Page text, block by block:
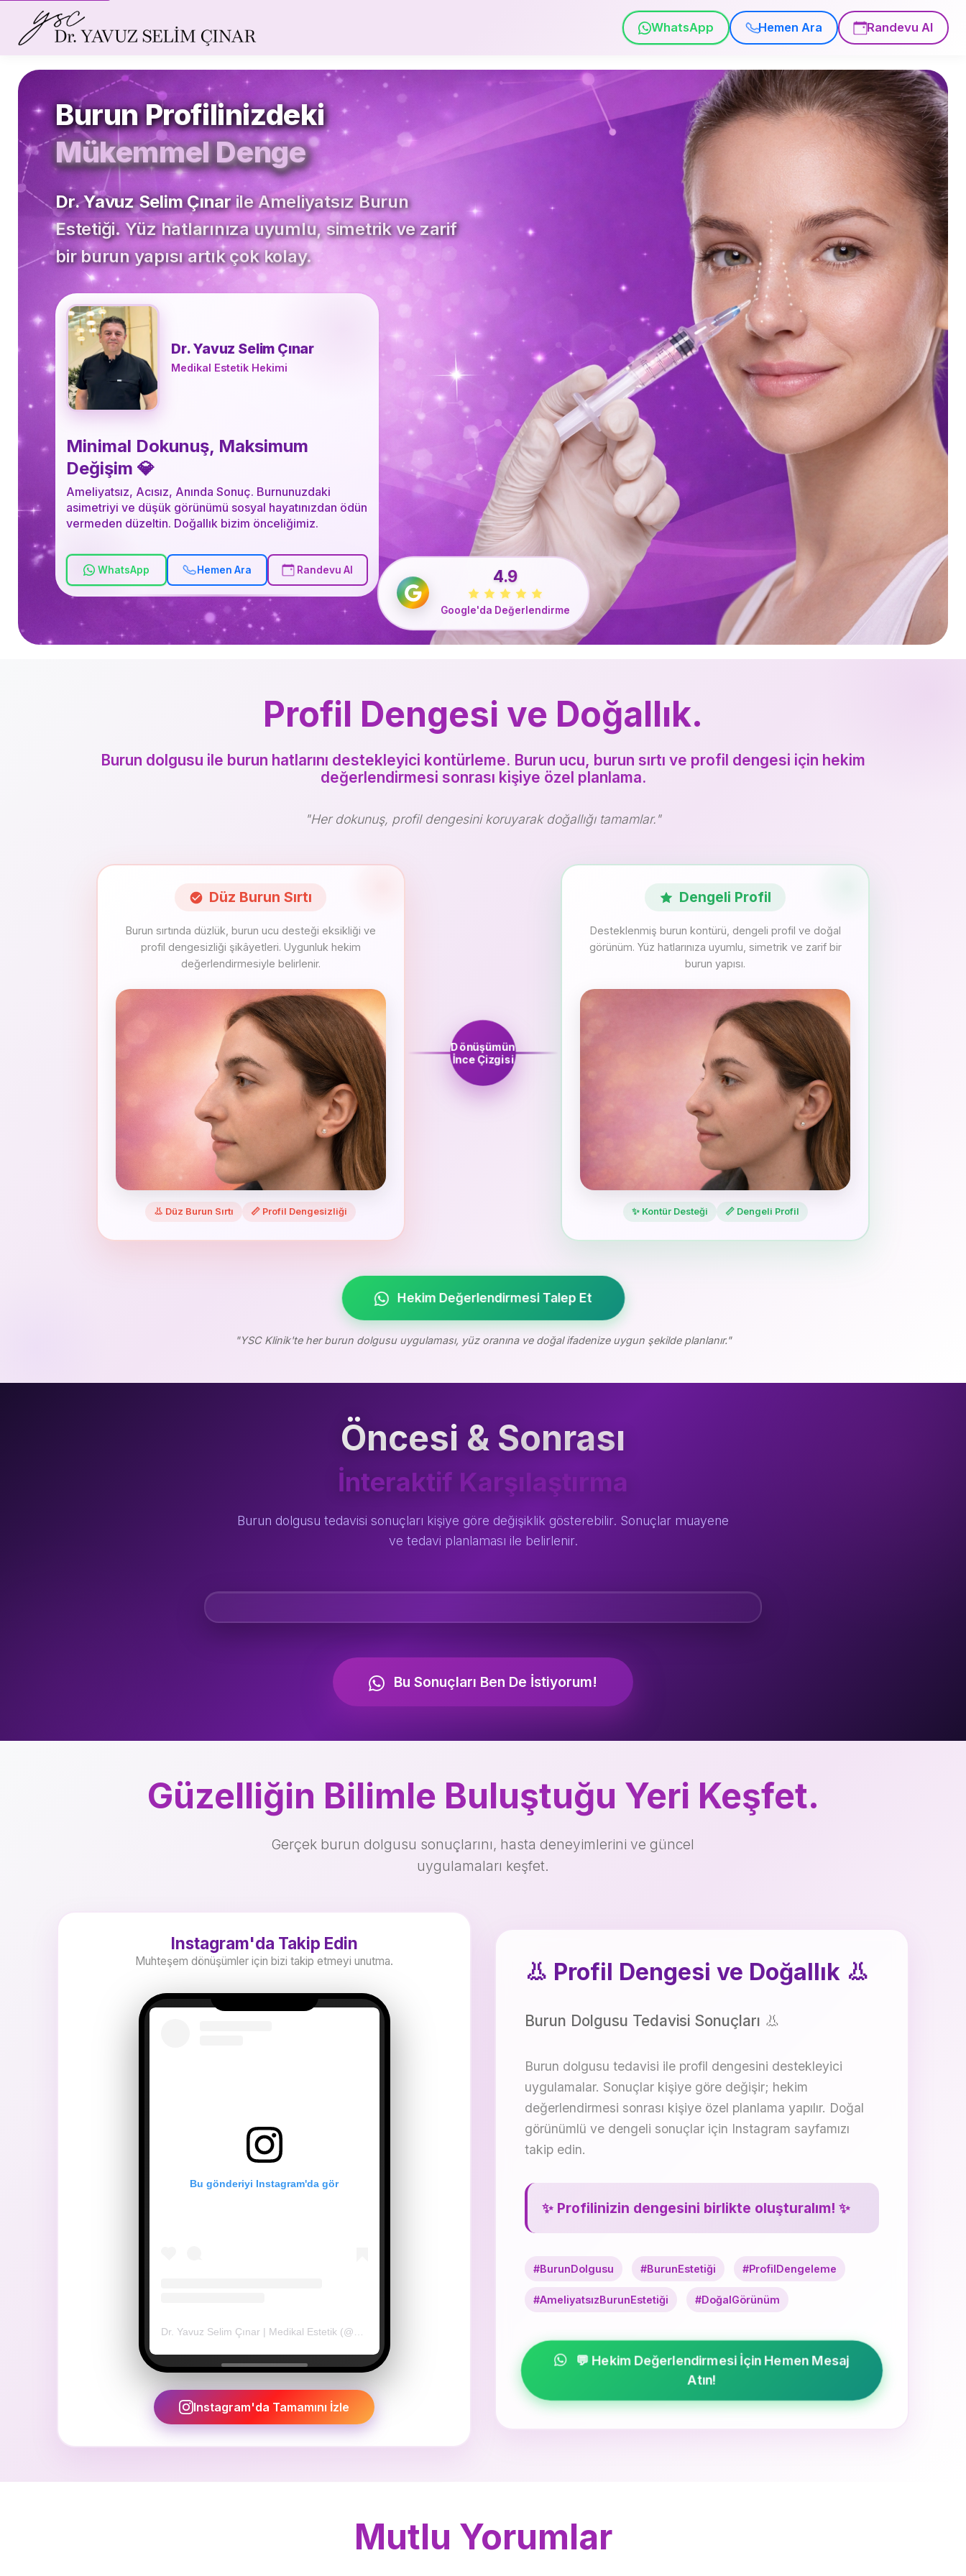
WhatsApp Hemen Ara Randevu Al
Burun Profilinizdeki
Mükemmel Denge
Dr. Yavuz Selim Çınarile Ameliyatsız Burun
Estetiği. Yüz hatlarınıza uyumlu, simetrik ve zarif
bir burun yapısı artık çok kolay.
Dr. Yavuz Selim Çınar
Medikal Estetik Hekimi
Minimal Dokunuş, Maksimum
Değişim 💎
Ameliyatsız, Acısız, Anında Sonuç. Burnunuzdaki
asimetriyi ve düşük görünümü sosyal hayatınızdan ödün
vermeden düzeltin. Doğallık bizim önceliğimiz.
WhatsApp Hemen Ara Randevu Al 4.9
Google'da Değerlendirme
Profil Dengesi ve Doğallık.
Burun dolgusu ile burun hatlarını destekleyici kontürleme. Burun ucu, burun sırtı ve profil dengesi için hekim
değerlendirmesi sonrası kişiye özel planlama.
"Her dokunuş, profil dengesini koruyarak doğallığı tamamlar."
Düz Burun Sırtı
Burun sırtında düzlük, burun ucu desteği eksikliği ve
profil dengesizliği şikâyetleri. Uygunluk hekim
değerlendirmesiyle belirlenir.
👃 Düz Burun Sırtı 📏 Profil Dengesizliği
Dönüşümün
İnce Çizgisi
Dengeli Profil
Desteklenmiş burun kontürü, dengeli profil ve doğal
görünüm. Yüz hatlarınıza uyumlu, simetrik ve zarif bir
burun yapısı.
✨ Kontür Desteği 📏 Dengeli Profil
Hekim Değerlendirmesi Talep Et
"YSC Klinik'te her burun dolgusu uygulaması, yüz oranına ve doğal ifadenize uygun şekilde planlanır."
Öncesi & Sonrası
İnteraktif Karşılaştırma
Burun dolgusu tedavisi sonuçları kişiye göre değişiklik gösterebilir. Sonuçlar muayene
ve tedavi planlaması ile belirlenir.
Bu Sonuçları Ben De İstiyorum!
Güzelliğin Bilimle Buluştuğu Yeri Keşfet.
Gerçek burun dolgusu sonuçlarını, hasta deneyimlerini ve güncel
uygulamaları keşfet.
Instagram'da Takip Edin
Muhteşem dönüşümler için bizi takip etmeyi unutma.
Bu gönderiyi Instagram'da gör
Instagram'da Tamamını İzle
👃 Profil Dengesi ve Doğallık 👃
Burun Dolgusu Tedavisi Sonuçları 👃
Burun dolgusu tedavisi ile profil dengesini destekleyici
uygulamalar. Sonuçlar kişiye göre değişir; hekim
değerlendirmesi sonrası kişiye özel planlama yapılır. Doğal
görünümlü ve dengeli sonuçlar için Instagram sayfamızı
takip edin.
✨ Profilinizin dengesini birlikte oluşturalım! ✨
#BurunDolgusu #BurunEstetiği #ProfilDengeleme
#AmeliyatsızBurunEstetiği #DoğalGörünüm
💬 Hekim Değerlendirmesi İçin Hemen Mesaj
Atın!
Mutlu Yorumlar